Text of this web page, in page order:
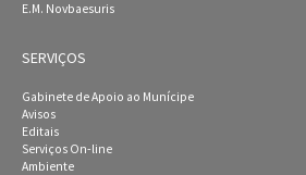
E.M. Novbaesuris
SERVIÇOS
Gabinete de Apoio ao Munícipe
Avisos
Editais
Serviços On-line
Ambiente